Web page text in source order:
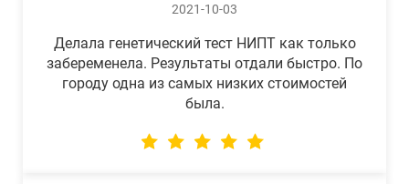
2021-10-03
Делала генетический тест НИПТ как только
забеременела. Результаты отдали быстро. По
городу одна из самых низких стоимостей
была.